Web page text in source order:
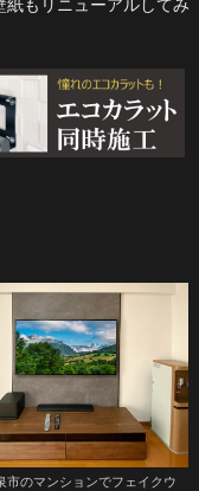
もリニューアルしてみ
市のマンションでフェイクウ